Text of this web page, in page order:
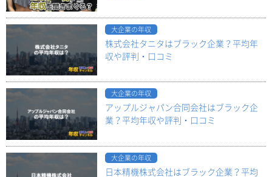
大企業の年収
株式会社タニタはブラック企業？平均年
収や評判・口コミ
大企業の年収
アップルジャパン合同会社はブラック企
業？平均年収や評判・口コミ
大企業の年収
日本精機株式会社はブラック企業？平均